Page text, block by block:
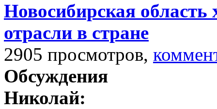
Новосибирская область
отрасли в стране
2905 просмотров,
Обсуждения
Николай: